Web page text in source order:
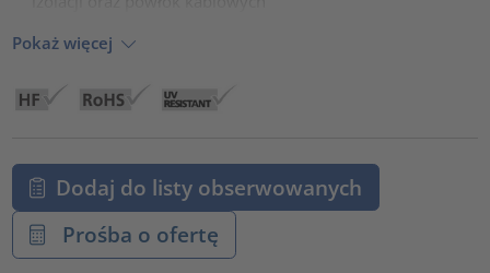
Pokaż więcej
Dodaj do listy obserwowanych
Prośba o ofertę